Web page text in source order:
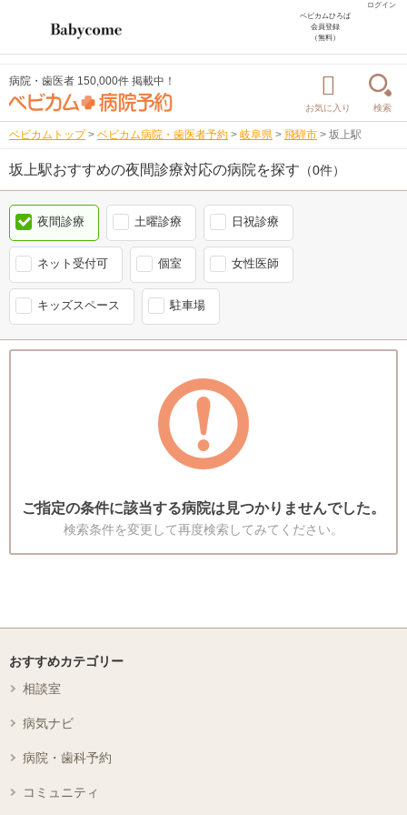
ログイン
ベビカムひろば
会員登録
（無料）
病院・歯医者 150,000件 掲載中！
お気に入り 検索
ベビカムトップ > ベビカム病院・歯医者予約 > 岐阜県 > 飛騨市 > 坂上駅
坂上駅おすすめの夜間診療対応の病院を探す （0件）
夜間診療 土曜診療 日祝診療
ネット受付可 個室 女性医師
キッズスペース 駐車場
ご指定の条件に該当する病院は見つかりませんでした。
検索条件を変更して再度検索してみてください。
おすすめカテゴリー
相談室
病気ナビ
病院・歯科予約
コミュニティ